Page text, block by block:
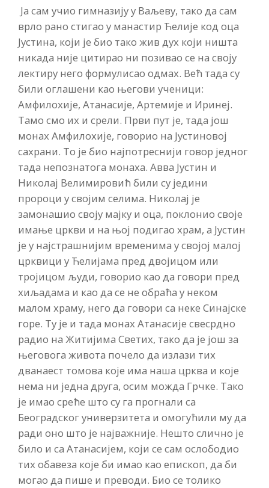
Ја сам учио гимназију у Ваљеву, тако да сам
врло рано стигао у манастир Ћелије код оца
Јустина, који је био тако жив дух који ништа
никада није цитирао ни позивао се на своју
лектиру него формулисао одмах. Већ тада су
били оглашени као његови ученици:
Амфилохије, Атанасије, Артемије и Иринеј.
Тамо смо их и срели. Први пут је, тада још
монах Амфилохије, говорио на Јустиновој
сахрани. То је био најпотреснији говор једног
тада непознатога монаха. Авва Јустин и
Николај Велимировић били су једини
пророци у својим селима. Николај је
замонашио своју мајку и оца, поклонио своје
имање цркви и на њој подигао храм, а Јустин
је у најстрашнијим временима у својој малој
црквици у Ћелијама пред двојицом или
тројицом људи, говорио као да говори пред
хиљадама и као да се не обраћа у неком
малом храму, него да говори са неке Синајске
горе. Ту је и тада монах Атанасије свесрдно
радио на Житијима Светих, тако да је још за
његовога живота почело да излази тих
дванаест томова које има наша црква и које
нема ни једна друга, осим можда Грчке. Тако
је имао среће што су га прогнали са
Београдског универзитета и омогућили му да
ради оно што је најважније. Нешто слично је
било и са Атанасијем, који се сам ослободио
тих обавеза које би имао као епископ, да би
могао да пише и преводи. Био се толико